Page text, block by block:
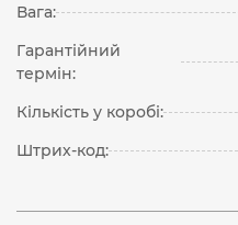
Вага:
Гарантійний
термін:
Кількість у коробі:
Штрих-код: